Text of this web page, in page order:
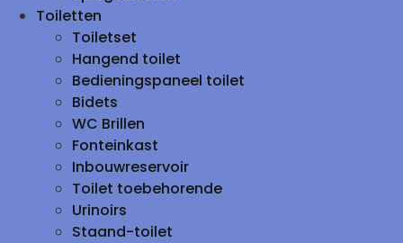
Toiletten
Toiletset
Hangend toilet
Bedieningspaneel toilet
Bidets
WC Brillen
Fonteinkast
Inbouwreservoir
Toilet toebehorende
Urinoirs
Staand-toilet